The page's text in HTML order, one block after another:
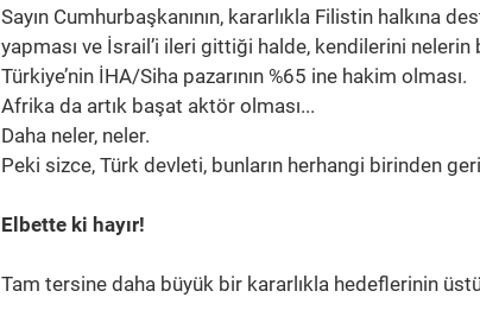
Sayın Cumhurbaşkanının, kararlıkla Filistin halkına
yapması ve İsrail’i ileri gittiği halde, kendilerini nelerin
Türkiye’nin İHA/Siha pazarının %65 ine hakim olması.
Afrika da artık başat aktör olması...
Daha neler, neler.
Peki sizce, Türk devleti, bunların herhangi birinden
Elbette ki hayır!
Tam tersine daha büyük bir kararlıkla hedeflerinin